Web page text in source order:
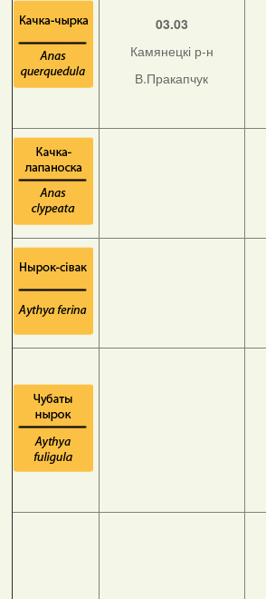
03.03
Камянецкі р-н
В.Пракапчук